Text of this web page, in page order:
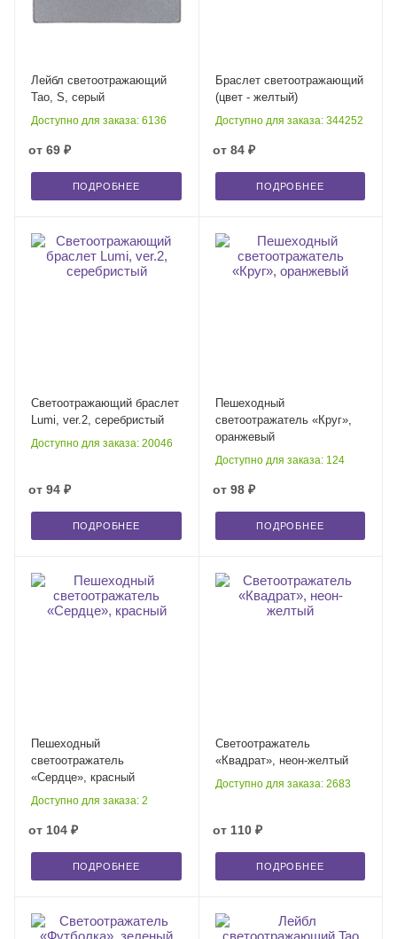
Лейбл светоотражающий
Tao, S, серый
Доступно для заказа: 6136
от 69 ₽
ПОДРОБНЕЕ
Браслет светоотражающий
(цвет - желтый)
Доступно для заказа: 344252
от 84 ₽
ПОДРОБНЕЕ
Светоотражающий браслет
Lumi, ver.2, серебристый
Доступно для заказа: 20046
от 94 ₽
ПОДРОБНЕЕ
Пешеходный
светоотражатель «Круг»,
оранжевый
Доступно для заказа: 124
от 98 ₽
ПОДРОБНЕЕ
Пешеходный
светоотражатель
«Сердце», красный
Доступно для заказа: 2
от 104 ₽
ПОДРОБНЕЕ
Светоотражатель
«Квадрат», неон-желтый
Доступно для заказа: 2683
от 110 ₽
ПОДРОБНЕЕ